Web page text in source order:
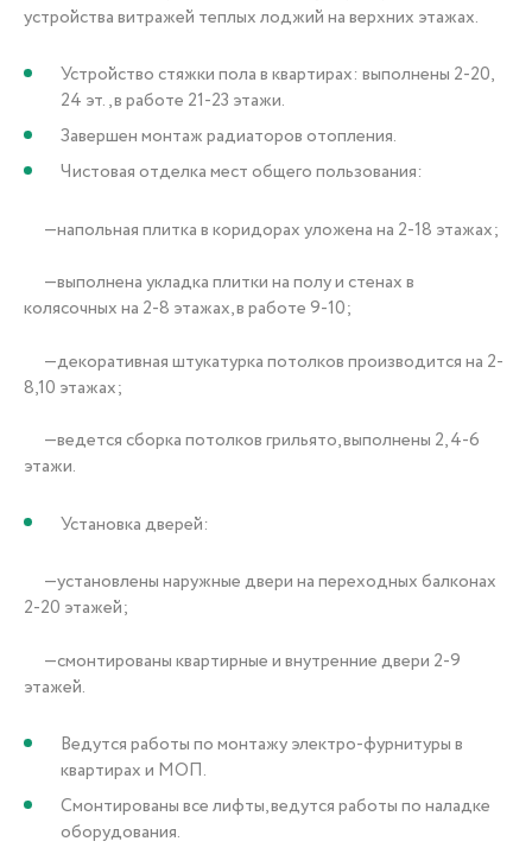
устройства витражей теплых лоджий на верхних этажах.
Устройство стяжки пола в квартирах: выполнены 2-20,
24 эт., в работе 21-23 этажи.
Завершен монтаж радиаторов отопления.
Чистовая отделка мест общего пользования:
—напольная плитка в коридорах уложена на 2-18 этажах;
—выполнена укладка плитки на полу и стенах в
колясочных на 2-8 этажах, в работе 9-10;
—декоративная штукатурка потолков производится на 2-
8,10 этажах;
—ведется сборка потолков грильято, выполнены 2, 4-6
этажи.
Установка дверей:
—установлены наружные двери на переходных балконах
2-20 этажей;
—смонтированы квартирные и внутренние двери 2-9
этажей.
Ведутся работы по монтажу электро-фурнитуры в
квартирах и МОП.
Смонтированы все лифты, ведутся работы по наладке
оборудования.